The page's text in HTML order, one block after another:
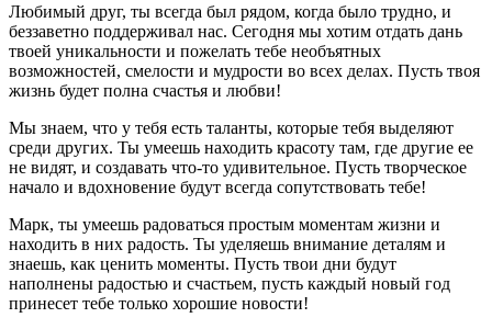
Любимый друг, ты всегда был рядом, когда было трудно, и
беззаветно поддерживал нас. Сегодня мы хотим отдать дань
твоей уникальности и пожелать тебе необъятных
возможностей, смелости и мудрости во всех делах. Пусть твоя
жизнь будет полна счастья и любви!
Мы знаем, что у тебя есть таланты, которые тебя выделяют
среди других. Ты умеешь находить красоту там, где другие ее
не видят, и создавать что-то удивительное. Пусть творческое
начало и вдохновение будут всегда сопутствовать тебе!
Марк, ты умеешь радоваться простым моментам жизни и
находить в них радость. Ты уделяешь внимание деталям и
знаешь, как ценить моменты. Пусть твои дни будут
наполнены радостью и счастьем, пусть каждый новый год
принесет тебе только хорошие новости!